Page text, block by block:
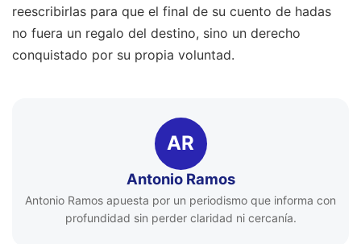
reescribirlas para que el final de su cuento de hadas
no fuera un regalo del destino, sino un derecho
conquistado por su propia voluntad.
AR
Antonio Ramos
Antonio Ramos apuesta por un periodismo que informa con
profundidad sin perder claridad ni cercanía.